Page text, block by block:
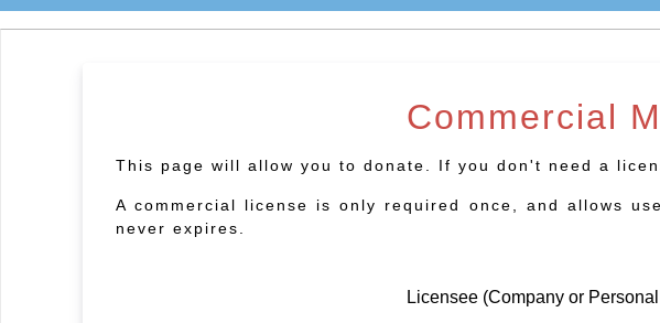
Commercial
This page will allow you to donate. If you don't need a
A commercial license is only required once, and allows
never expires.
Licensee (Company or